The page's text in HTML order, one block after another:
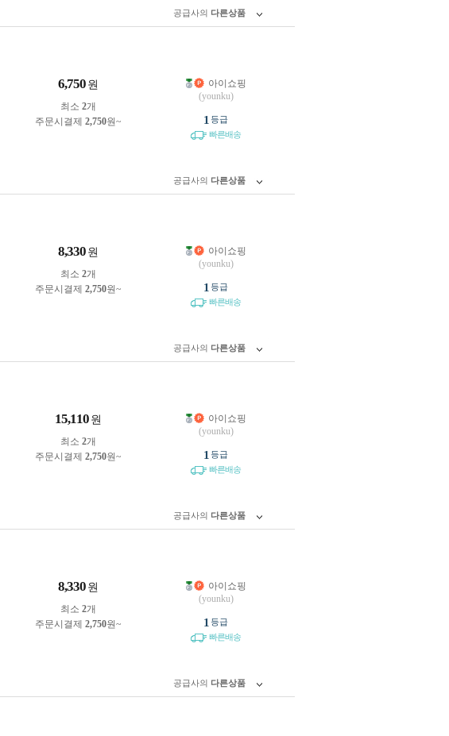
공급사의 다른상품
6,750 원
최소 2개
주문시결제 2,750원~
아이쇼핑
(younku)
1 등급
빠른배송
공급사의 다른상품
8,330 원
최소 2개
주문시결제 2,750원~
아이쇼핑
(younku)
1 등급
빠른배송
공급사의 다른상품
15,110 원
최소 2개
주문시결제 2,750원~
아이쇼핑
(younku)
1 등급
빠른배송
공급사의 다른상품
8,330 원
최소 2개
주문시결제 2,750원~
아이쇼핑
(younku)
1 등급
빠른배송
공급사의 다른상품